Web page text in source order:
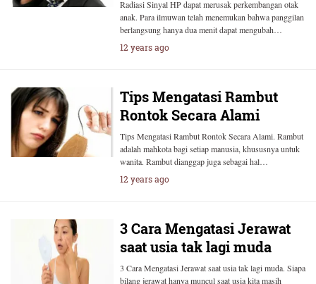
Radiasi Sinyal HP dapat merusak perkembangan otak
anak. Para ilmuwan telah menemukan bahwa panggilan
berlangsung hanya dua menit dapat mengubah…
12 years ago
Tips Mengatasi Rambut
Rontok Secara Alami
Tips Mengatasi Rambut Rontok Secara Alami. Rambut
adalah mahkota bagi setiap manusia, khususnya untuk
wanita. Rambut dianggap juga sebagai hal…
12 years ago
3 Cara Mengatasi Jerawat
saat usia tak lagi muda
3 Cara Mengatasi Jerawat saat usia tak lagi muda. Siapa
bilang jerawat hanya muncul saat usia kita masih